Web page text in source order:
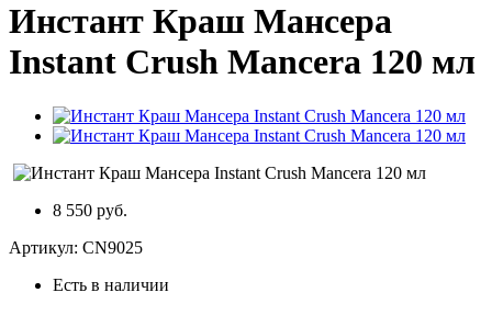
Инстант Краш Мансера
Instant Crush Mancera 120 мл
8 550 руб.
Артикул: CN9025
Есть в наличии